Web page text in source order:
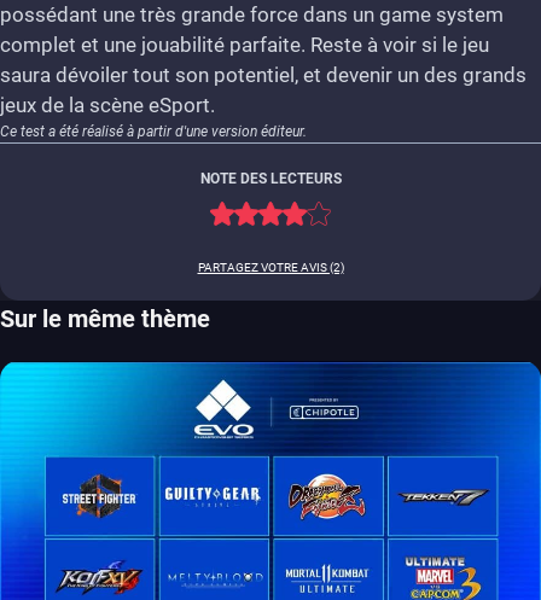
7
possédant une très grande force dans un game system
complet et une jouabilité parfaite. Reste à voir si le jeu
saura dévoiler tout son potentiel, et devenir un des grands
jeux de la scène eSport.
Ce test a été réalisé à partir d'une version éditeur.
NOTE DES LECTEURS
PARTAGEZ VOTRE AVIS (2)
Sur le même thème